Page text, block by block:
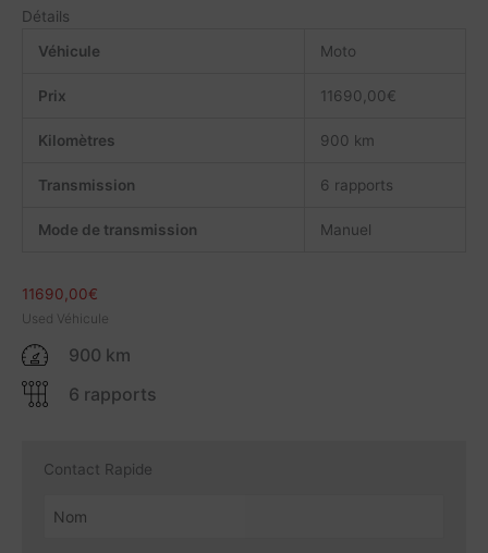
Détails
Véhicule
Moto
Prix 11690,00€
Kilomètres 900 km
Transmission 6 rapports
Mode de transmission Manuel
11690,00€
Used Véhicule
900 km
6 rapports
Contact Rapide